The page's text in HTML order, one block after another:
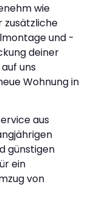
wie
zusätzliche
und -
deiner
uns
Wohnung in
aus
günstigen
ein
von